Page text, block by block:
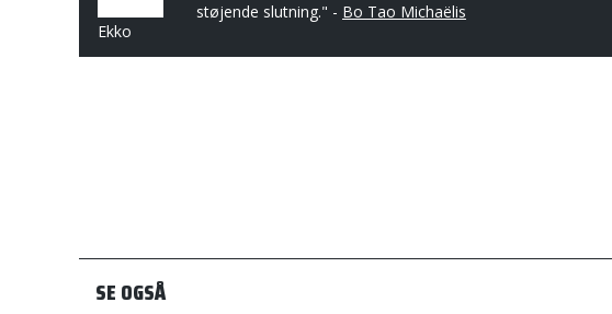
Ekko
støjende slutning." - Bo Tao Michaëlis
SE OGSÅ